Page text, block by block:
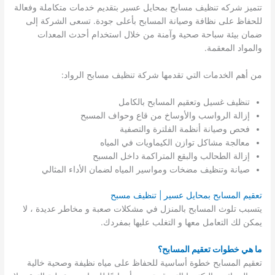
تتميز شركه تنظيف مسابح بمحايل عسير بتقديم خدمات متكاملة وفعالة
للحفاظ على نظافة وصيانة المسابح بأعلى جودة. تسعى الشركة إلى
ضمان بيئة سباحة صحية وآمنة من خلال استخدام أحدث المعدات
والمواد المعقمة.
من أهم الخدمات التي تقدمها شركة تنظيف مسابح الرواد:
تنظيف غسيل وتعقيم المسابح بالكامل
إزالة الرواسب والأوساخ من قاع وحواف المسبح
فحص وصيانة أنظمة الفلترة والتصفية
معالجة مشاكل توازن الكيماويات في المياه
إزالة الطحالب والبقع المتراكمة داخل المسبح
صيانة وتنظيف مضخات ومواسير المياه لضمان الأداء المثالي
تعقيم المسابح بمحايل عسير | تنظيف مسبح
يتسبب تلوث المسابح بالمنزل في مشكلات صعبة و مخاطر عديدة ، لا
يمكن لك التعامل معها و التغلب عليها بمفردك.
ما هي خطوات تعقيم المسابح؟
تعقيم المسابح خطوة أساسية للحفاظ على مياه نظيفة وصحية خالية